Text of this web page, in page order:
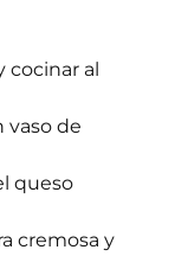
cocinar al
vaso de
queso
cremosa y